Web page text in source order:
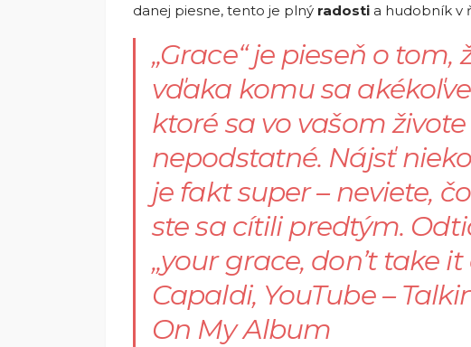
danej piesne, tento je plný radosti a hudobník v
„Grace“ je pieseň o tom,
vďaka komu sa
ktoré sa vo vašom
nepodstatné. Nájsť
je fakt super – neviete,
ste sa cítili predtým.
„your grace, don’t take it
Capaldi, YouTube –
On My Album